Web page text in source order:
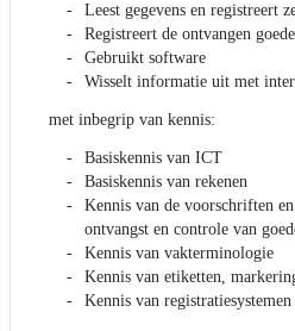
Leest gegevens en registreert
Registreert de ontvangen
Gebruikt software
Wisselt informatie uit met
met inbegrip van kennis:
Basiskennis van ICT
Basiskennis van rekenen
Kennis van de voorschriften
ontvangst en controle van
Kennis van vakterminologie
Kennis van etiketten,
Kennis van